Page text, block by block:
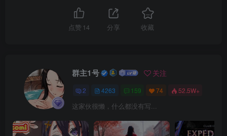
点赞 14 分享 收藏
群主1号 关注
2 4263 159 74 52.5W+
这家伙很懒，什么都没有写...